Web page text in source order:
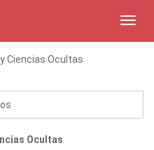
Ciencias Ocultas
Ocultas